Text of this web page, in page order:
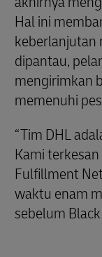
Hal ini
keberlanjutan
dipantau,
mengirimkan
memenuhi
“Tim DHL
Kami
Fulfillment
waktu enam
sebelum